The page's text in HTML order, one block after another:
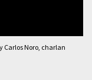
Carlos Noro, charlan